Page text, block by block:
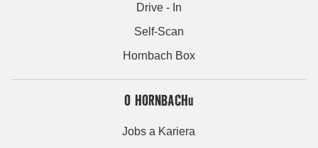
Drive - In
Self-Scan
Hornbach Box
O HORNBACHu
Jobs a Kariera